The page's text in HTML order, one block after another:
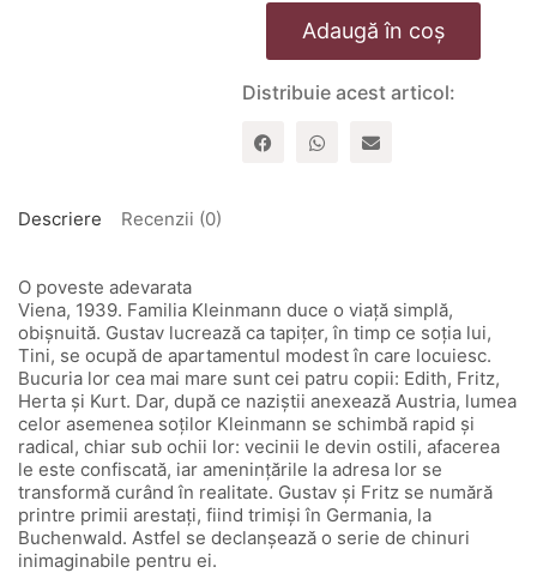
Cantitate
care
l-
a
pe
Adaugă în coș
Distribuie acest articol:
Descriere Recenzii (0)
O poveste adevarata
Viena, 1939. Familia Kleinmann duce o viaţă simplă,
obișnuită. Gustav lucrează ca tapiţer, în timp ce soţia lui,
Tini, se ocupă de apartamentul modest în care locuiesc.
Bucuria lor cea mai mare sunt cei patru copii: Edith, Fritz,
Herta şi Kurt. Dar, după ce naziştii anexează Austria, lumea
celor asemenea soţilor Kleinmann se schimbă rapid şi
radical, chiar sub ochii lor: vecinii le devin ostili, afacerea
le este confiscată, iar ameninţările la adresa lor se
transformă curând în realitate. Gustav şi Fritz se numără
printre primii arestaţi, fiind trimiși în Germania, la
Buchenwald. Astfel se declanşează o serie de chinuri
inimaginabile pentru ei.